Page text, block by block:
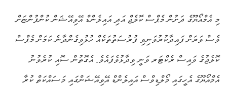
މި އެމްއޯޔޫގެ ދަށުން މެޕްސް ކޮލެޖް އަދި އައިލެންޑް އޭވިއޭޝަން ކުންފުންޏަށް
ވެސް ވަރަށް ފައިދާކުރުވަނިވި ފުރުސަތުތަކެއް ހުޅުވިގެންދާނެ ކަމަށް މެޕްސް
ކޮލެޖުގެ ވައިސް ރެކްޓަރ ވަނީ ވިދާޅުވެފައެވެ. އެގޮތުން ސޮއި ކުރެވުނު
އެމްއޯޔޫގެ އެހީގައި މޯލްޑިވްސް އައިލެންޑް އޭވިއޭޝަންގައި މަސައްކަތް ކުރާ